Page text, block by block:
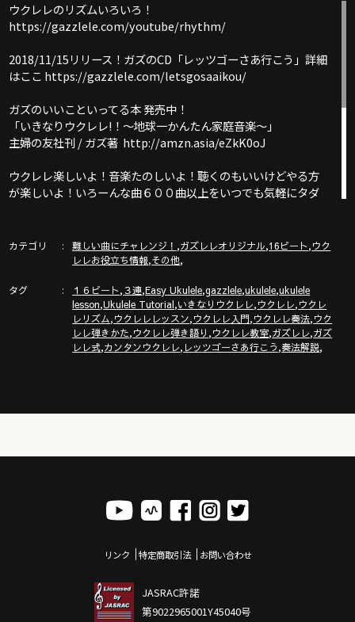
ウクレレのリズムいろいろ！
https://gazzlele.com/youtube/rhythm/
2018/11/15リリース！ガズのCD「レッツゴーさあ行こう」詳細
はここ https://gazzlele.com/letsgosaaikou/
ガズのいいこといってる本 発売中！
「いきなりウクレレ!！〜地球一かんたん家庭音楽〜」
主婦の友社刊 / ガズ著 http://amzn.asia/eZkK0oJ
ウクレレ楽しいよ！音楽たのしいよ！聴くのもいいけどやる方
が楽しいよ！いろーんな曲６００曲以上をいつでも気軽にタダ
ここは必見！ガズレレYouTube完全ガイド！
ガズレレホームページ
カテゴリ 難しい曲にチャレンジ！ ,ガズレレオリジナル,16ビート,ウク
レレお役立ち情報,その他,
タグ １６ビート,３連,Easy Ukulele,gazzlele,ukulele,ukulele
lesson,Ukulele Tutorial,いきなりウクレレ,ウクレレ,ウクレ
レリズム,ウクレレレッスン,ウクレレ入門,ウクレレ奏法,ウク
レレ弾きかた,ウクレレ弾き語り ,ウクレレ教室,ガズレレ,ガズ
レレ式,カンタンウクレレ, レッツゴーさあ行こう,奏法解説,
リンク 特定商取引法 お問い合わせ
JASRAC許諾
第9022965001Y45040号